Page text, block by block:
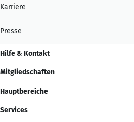
Karriere
Presse
Hilfe & Kontakt
Mitgliedschaften
Hauptbereiche
Services